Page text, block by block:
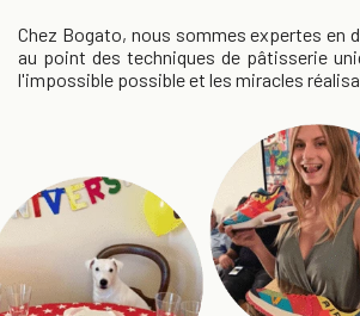
Chez Bogato, nous sommes expertes en
au point des techniques de pâtisserie
l'impossible possible et les miracles